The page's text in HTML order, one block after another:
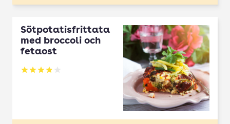
Sötpotatisfrittata
med broccoli och
fetaost
Betyg: 3.9 av 5